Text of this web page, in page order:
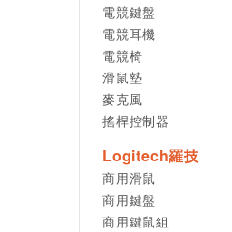
電競鍵盤
電競耳機
電競椅
滑鼠墊
麥克風
搖桿控制器
Logitech羅技
商用滑鼠
商用鍵盤
商用鍵鼠組